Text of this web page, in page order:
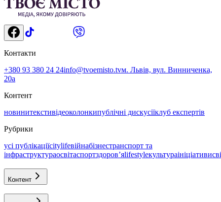
Контакти
+380 93 380 24 24info@tvoemisto.tvм. Львів, вул. Винниченка,
20а
Контент
новинитекстивідеоколонкипублічні дискусіїклуб експертів
Рубрики
усі публікаціїcitylifeвійнабізнестранспорт та
інфраструктураосвітаспортздоровʼяlifestyleкультураініціативи
Контент